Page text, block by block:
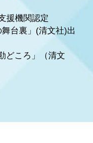
援機関認定
台裏」(清文社)出
どころ」（清文